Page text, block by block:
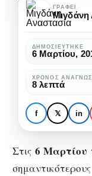
ΑΦΙΕΡΏΜΑΤΑ
Γκαμπριέλ
Γκαρσία
Μάρκες:
Μια
ζωή
γεμάτη
“μαγικό
ρεαλισμό”
ΓΡΆΦΕΙ
Μιγδάνη
ΔΗΜΟΣΙΕΎΤΗΚΕ
6 Μαρτίου,
ΧΡΌΝΟΣ
8 λεπτά
f 𝕏 in
Στις 6 Μαρτίου